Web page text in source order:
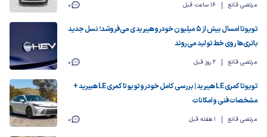
مرتضی قانع 16 ساعت قبل 0
تویوتا امسال بیش از ۵ میلیون خودرو هیبریدی می‌فروشد؛ نسل جدید
باتری‌ها روی خط تولید می‌روند
مرتضی قانع 2 روز قبل 0
تویوتا کمری LE هیبرید | بررسی کامل خودرو تویوتا کمری LE هیبرید +
مشخصات فنی و امکانات
مرتضی قانع 1 هفته قبل 0